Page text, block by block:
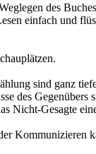
des
einfach und
sind ganz
des Gegenübers
Nicht-Gesagte
Kommunizieren